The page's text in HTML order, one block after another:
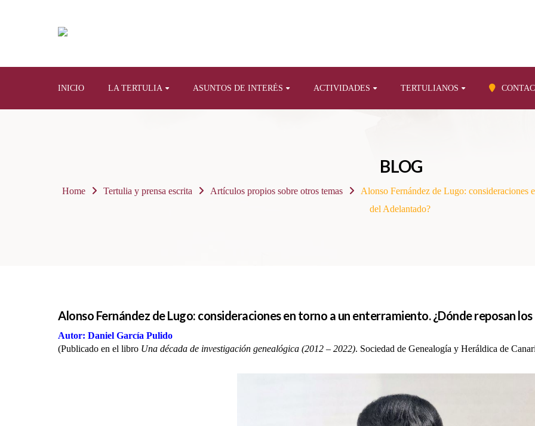
INICIO LA TERTULIA ASUNTOS DE INTERÉS ACTIVIDADES TERTULIANOS
BLOG
Home Tertulia y prensa escrita Artículos propios sobre otros temas
Alonso Fernández de Lugo: consideraciones
del Adelantado?
Alonso Fernández de Lugo: consideraciones en torno a un enterramiento. ¿Dónde reposan
Autor: Daniel García Pulido
(Publicado en el libro Una década de investigación genealógica (2012 – 2022). Sociedad de Genealogía y Heráldica de